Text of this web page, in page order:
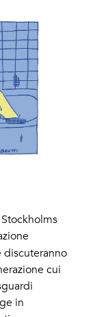
discuteranno
cui
in